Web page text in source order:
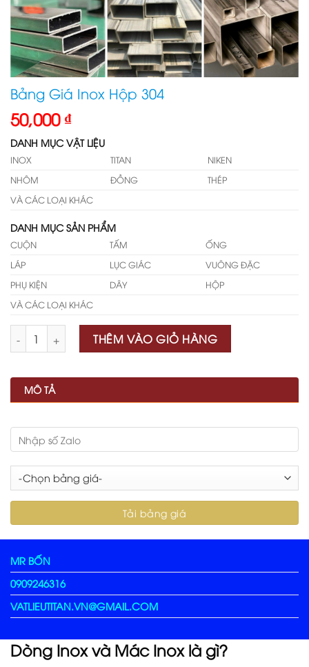
Bảng Giá Inox Hộp 304
50,000 ₫
DANH MỤC VẬT LIỆU
INOX TITAN
NIKEN
NHÔM
ĐỒNG
THÉP
VÀ CÁC LOẠI KHÁC
DANH MỤC SẢN PHẨM
CUỘN TẤM
ỐNG
LÁP
LỤC GIÁC
VUÔNG ĐẶC
PHỤ KIỆN
DÂY
HỘP
VÀ CÁC LOẠI KHÁC
Số lượng THÊM VÀO GIỎ HÀNG
MÔ TẢ
MR BỐN
0909246316
VATLIEUTITAN.VN@GMAIL.COM
Dòng Inox và Mác Inox là gì?